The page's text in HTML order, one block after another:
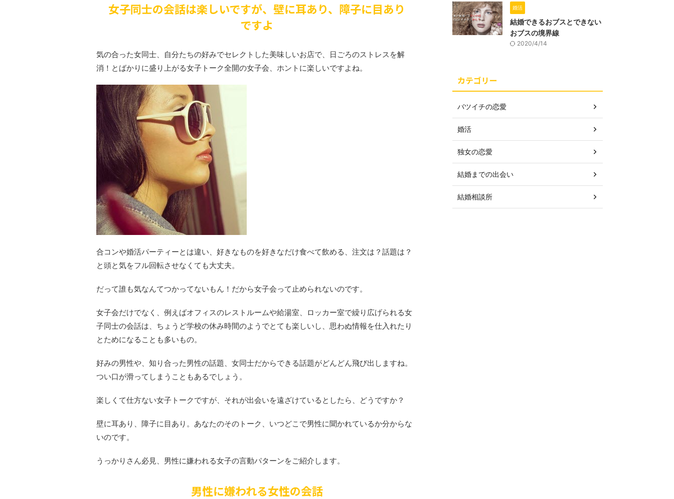
女子同士の会話は楽しいですが、壁に耳あり、障子に目あり
ですよ
気の合った女同士、自分たちの好みでセレクトした美味しいお店で、日ごろのストレスを解
消！とばかりに盛り上がる女子トーク全開の女子会、ホントに楽しいですよね。
合コンや婚活パーティーとは違い、好きなものを好きなだけ食べて飲める、注文は？話題は？
と頭と気をフル回転させなくても大丈夫。
だって誰も気なんてつかってないもん！だから女子会って止められないのです。
女子会だけでなく、例えばオフィスのレストルームや給湯室、ロッカー室で繰り広げられる女
子同士の会話は、ちょうど学校の休み時間のようでとても楽しいし、思わぬ情報を仕入れたり
とためになることも多いもの。
好みの男性や、知り合った男性の話題、女同士だからできる話題がどんどん飛び出しますね。
つい口が滑ってしまうこともあるでしょう。
楽しくて仕方ない女子トークですが、それが出会いを遠ざけているとしたら、どうですか？
壁に耳あり、障子に目あり。あなたのそのトーク、いつどこで男性に聞かれているか分からな
いのです。
うっかりさん必見、男性に嫌われる女子の言動パターンをご紹介します。
男性に嫌われる女性の会話
婚活
結婚できるおブスとできない
おブスの境界線
2020/4/14
カテゴリー
バツイチの恋愛
婚活
独女の恋愛
結婚までの出会い
結婚相談所